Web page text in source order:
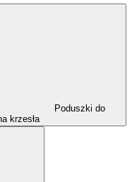
Poduszki do
krzesła